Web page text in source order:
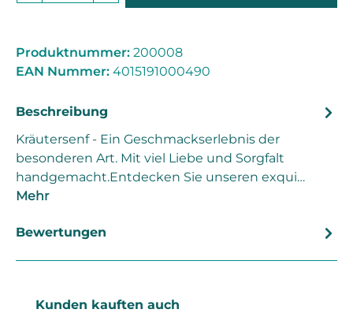
Produktnummer: 200008
EAN Nummer: 4015191000490
Beschreibung
Kräutersenf - Ein Geschmackserlebnis der
besonderen Art. Mit viel Liebe und Sorgfalt
handgemacht.Entdecken Sie unseren exqui…
Mehr
Bewertungen
Produktgalerie überspringen
Kunden kauften auch